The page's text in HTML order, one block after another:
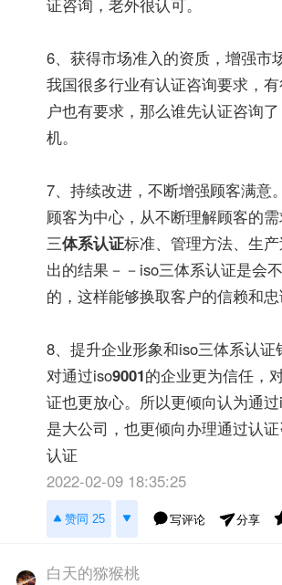
6、获得市场准入的资质，增强市
我国很多行业有认证咨询要求，
户也有要求，那么谁先认证咨询
机。
7、持续改进，不断增强顾客满意
顾客为中心，从不断理解顾客的
三体系认证标准、管理方法、生
出的结果－－iso三体系认证是会
的，这样能够换取客户的信赖和忠
8、提升企业形象和iso三体系认证
对通过iso9001的企业更为信任，
证也更放心。所以更倾向认为通过
是大公司，也更倾向办理通过认
认证
2022-02-09 18:35:25
赞同 25 写评论 分享
白天的猕猴桃